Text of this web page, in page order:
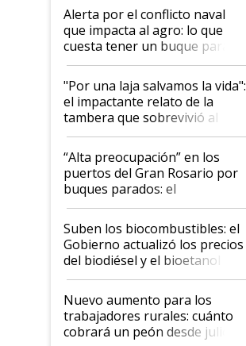
Alerta por el conflicto naval
que impacta al agro: lo que
cuesta tener un buque parado
y el peligro de que Argentina
pase a ser "país sucio"
"Por una laja salvamos la vida":
el impactante relato de la
tambera que sobrevivió al
tornado
“Alta preocupación” en los
puertos del Gran Rosario por
buques parados: el
funcionamiento de las
exportadoras en tensión tras
la medida de fuerza de los
prácticos
Suben los biocombustibles: el
Gobierno actualizó los precios
del biodiésel y el bioetanol
Nuevo aumento para los
trabajadores rurales: cuánto
cobrará un peón desde julio